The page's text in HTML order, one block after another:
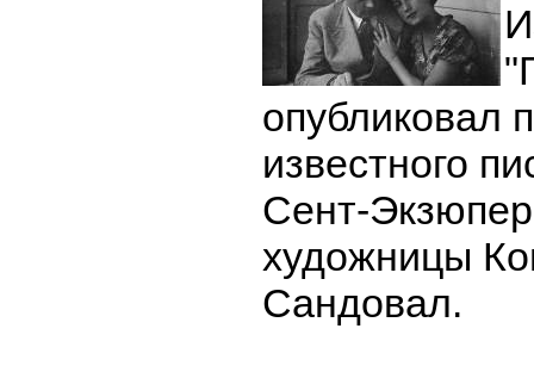
опубликовал
известного
Сент-
художницы
Сандовал.